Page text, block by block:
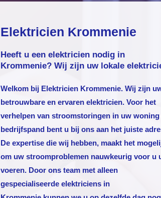
Elektricien Krommenie
Heeft u een elektricien nodig in
Krommenie? Wij zijn uw lokale
Welkom bij Elektricien Krommenie. Wij zijn
betrouwbare en ervaren elektricien. Voor het
verhelpen van stroomstoringen in uw
bedrijfspand bent u bij ons aan het juiste
De expertise die wij hebben, maakt het
om uw stroomproblemen nauwkeurig voor u
voeren. Door ons team met alleen
gespecialiseerde elektriciens in